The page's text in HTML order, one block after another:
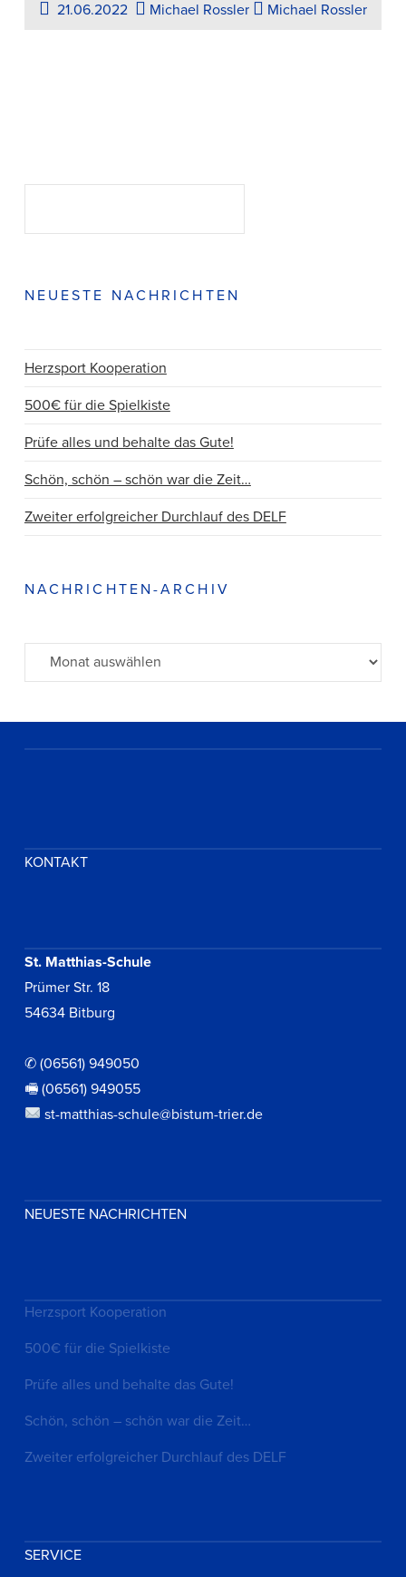
21.06.2022 Michael Rossler Michael Rossler
NEUESTE NACHRICHTEN
Herzsport Kooperation
500€ für die Spielkiste
Prüfe alles und behalte das Gute!
Schön, schön – schön war die Zeit…
Zweiter erfolgreicher Durchlauf des DELF
NACHRICHTEN-ARCHIV
Archiv
KONTAKT
St. Matthias-Schule
Prümer Str. 18
54634 Bitburg
✆ (06561) 949050
🖷 (06561) 949055
st-matthias-schule@bistum-trier.de
NEUESTE NACHRICHTEN
Herzsport Kooperation
500€ für die Spielkiste
Prüfe alles und behalte das Gute!
Schön, schön – schön war die Zeit…
Zweiter erfolgreicher Durchlauf des DELF
SERVICE